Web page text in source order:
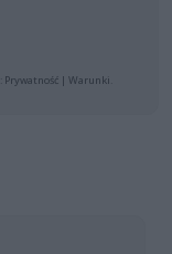
Prywatność | Warunki